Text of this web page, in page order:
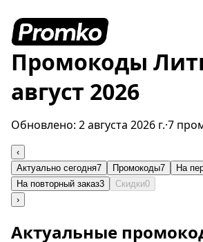
Промокоды
август 2026
Обновлено: 2 августа 2026 г.·7
‹
Актуально сегодня7 Промокоды7 На
На повторный заказ3 Скидки0
›
Актуальные